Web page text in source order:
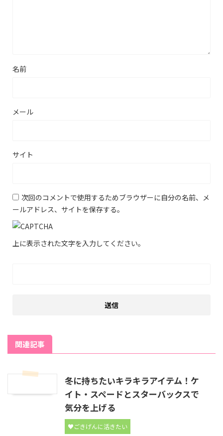
名前
メール
サイト
次回のコメントで使用するためブラウザーに自分の名前、メ
ールアドレス、サイトを保存する。
上に表示された文字を入力してください。
関連記事
冬に持ちたいキラキラアイテム！ケ
イト・スペードとスターバックスで
気分を上げる
♥ごきげんに活きたい